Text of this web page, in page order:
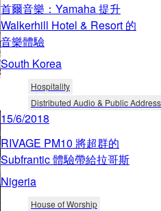
首爾音樂：Yamaha 提升
Walkerhill Hotel & Resort 的
音樂體驗
South Korea
Hospitality
Distributed Audio & Public Address
15/6/2018
RIVAGE PM10 將超群的
Subfrantic 體驗帶給拉哥斯
Nigeria
House of Worship